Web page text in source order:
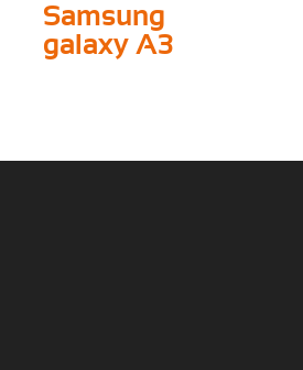
Samsung
galaxy A3